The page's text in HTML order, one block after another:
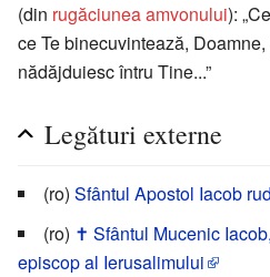
(din rugăciunea amvonului):
ce Te binecuvintează,
nădăjduiesc întru Tine...”
Legături externe
(ro) Sfântul Apostol Iacob
(ro) ✝ Sfântul Mucenic
episcop al Ierusalimului